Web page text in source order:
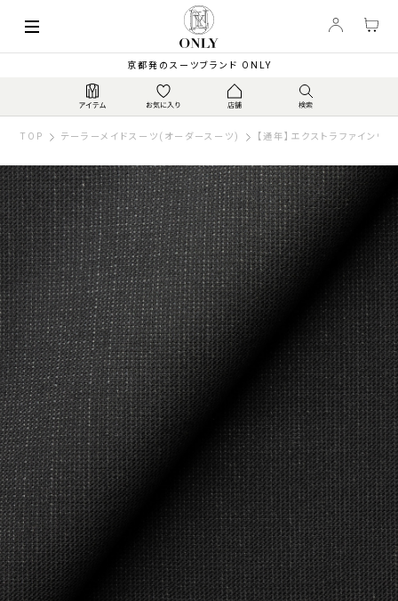
京都発のスーツブランド ONLY
TOP テーラーメイドスーツ(オーダースーツ) 【通年】エクストラファインウ